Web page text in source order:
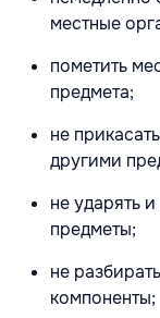
местные
пометить
предмета;
не
другими
не ударять
предметы;
не
компоненты;